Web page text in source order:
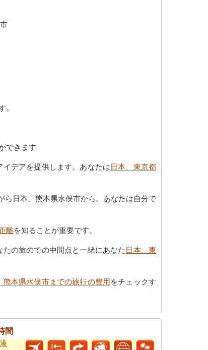
。
できます
デアを提供します。あなたは日本、東京都
ら日本、熊本県水俣市から。あなたは自分で
離を知ることが重要です。
の旅のでの中間点と一緒にあなた 日本、東
熊本県水俣市までの旅行の費用をチェックす
間